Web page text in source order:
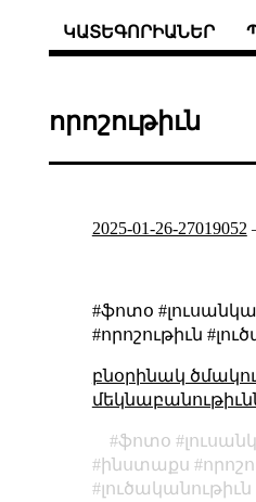
ԿԱՏԵԳՈՐԻԱՆԵՐ
որոշութիւն
2025-01-26-27019052
#ֆոտօ
#որոշութիւն
բնօրինակ
ֆոտօ
ինստաքս
լուծականութիւն